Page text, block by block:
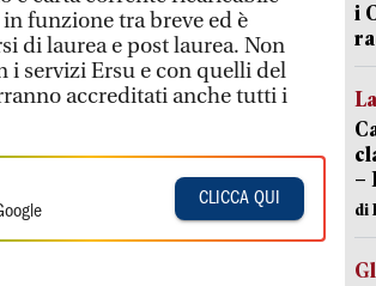
funzione tra breve ed è
di laurea e post laurea. Non
i servizi Ersu e con quelli del
accreditati anche tutti i
CLICCA QUI
i
–
di